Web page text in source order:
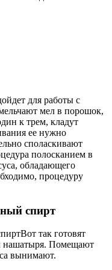
для работы с
мел в порошок,
к трем, кладут
ее нужно
споласкивают
полосканием в
обладающего
процедуру
спирт
Вот так готовят
нашатыря. Помещают
вынимают.